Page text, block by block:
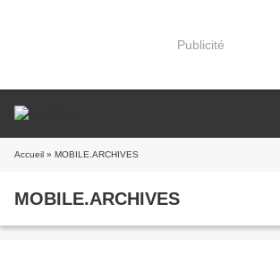
Publicité
Accueil » MOBILE.ARCHIVES
MOBILE.ARCHIVES